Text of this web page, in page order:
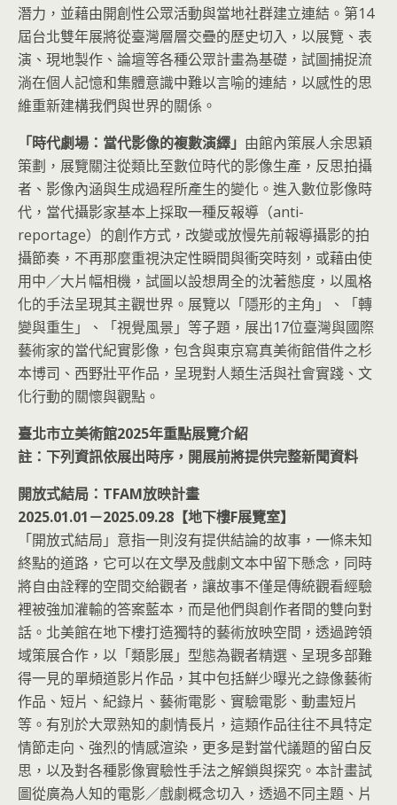
潛力，並藉由開創性公眾活動與當地社群建立連結。第14
屆台北雙年展將從臺灣層層交疊的歷史切入，以展覽、表
演、現地製作、論壇等各種公眾計畫為基礎，試圖捕捉流
淌在個人記憶和集體意識中難以言喻的連結，以感性的思
維重新建構我們與世界的關係。
「時代劇場：當代影像的複數演繹」 由館內策展人余思穎
策劃，展覽關注從類比至數位時代的影像生產，反思拍攝
者、影像內涵與生成過程所產生的變化。進入數位影像時
代，當代攝影家基本上採取一種反報導（anti-
reportage）的創作方式，改變或放慢先前報導攝影的拍
攝節奏，不再那麼重視決定性瞬間與衝突時刻，或藉由使
用中／大片幅相機，試圖以設想周全的沈著態度，以風格
化的手法呈現其主觀世界。展覽以「隱形的主角」、「轉
變與重生」、「視覺風景」等子題，展出17位臺灣與國際
藝術家的當代紀實影像，包含與東京寫真美術館借件之杉
本博司、西野壯平作品，呈現對人類生活與社會實踐、文
化行動的關懷與觀點。
臺北市立美術館2025年重點展覽介紹
註：下列資訊依展出時序，開展前將提供完整新聞資料
開放式結局：TFAM放映計畫
2025.01.01－2025.09.28【地下樓F展覽室】
「開放式結局」意指一則沒有提供結論的故事，一條未知
終點的道路，它可以在文學及戲劇文本中留下懸念，同時
將自由詮釋的空間交給觀者，讓故事不僅是傳統觀看經驗
裡被強加灌輸的答案藍本，而是他們與創作者間的雙向對
話。北美館在地下樓打造獨特的藝術放映空間，透過跨領
域策展合作，以「類影展」型態為觀者精選、呈現多部難
得一見的單頻道影片作品，其中包括鮮少曝光之錄像藝術
作品、短片、紀錄片、藝術電影、實驗電影、動畫短片
等。有別於大眾熟知的劇情長片，這類作品往往不具特定
情節走向、強烈的情感渲染，更多是對當代議題的留白反
思，以及對各種影像實驗性手法之解鎖與探究。本計畫試
圖從廣為人知的電影／戲劇概念切入，透過不同主題、片